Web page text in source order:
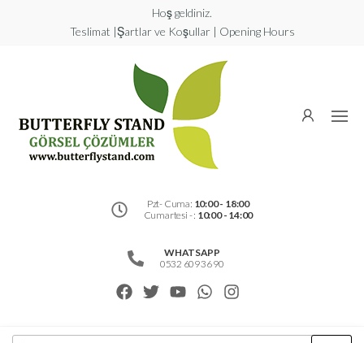
Hoş geldiniz.
Teslimat |Şartlar ve Koşullar | Opening Hours
Görsel
Pzt- Cuma: 10:00 - 18:00
Cumartesi - : 10:00 - 14:00
WHATSAPP
0532 609 36 90